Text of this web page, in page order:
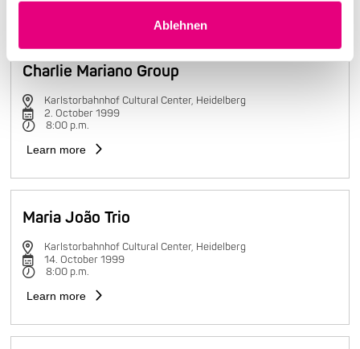
Ablehnen
Learn more
Charlie Mariano Group
Karlstorbahnhof Cultural Center, Heidelberg
2. October 1999
8:00 p.m.
Learn more
Maria João Trio
Karlstorbahnhof Cultural Center, Heidelberg
14. October 1999
8:00 p.m.
Learn more